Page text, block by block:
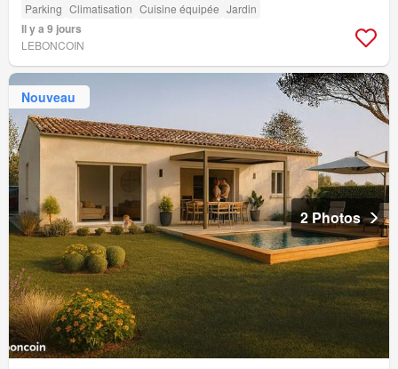
Parking Climatisation Cuisine équipée Jardin
Il y a 9 jours
LEBONCOIN
Nouveau
2 Photos